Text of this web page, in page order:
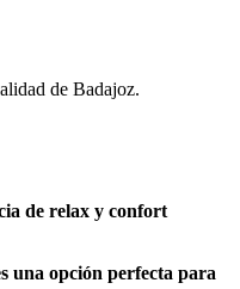
de Badajoz.
de relax y confort
una opción perfecta para